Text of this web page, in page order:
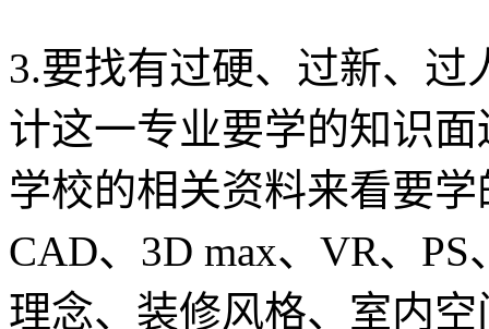
3.要找有过硬、过新、
计这一专业要学的知识
学校的相关资料来看要
CAD、3D max、VR、
理念、装修风格、室内